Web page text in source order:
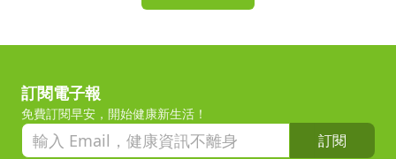
訂閱電子報
免費訂閱早安，開始健康新生活！
訂閱